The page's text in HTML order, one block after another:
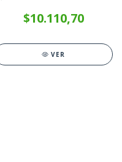
$10.110,70
VER